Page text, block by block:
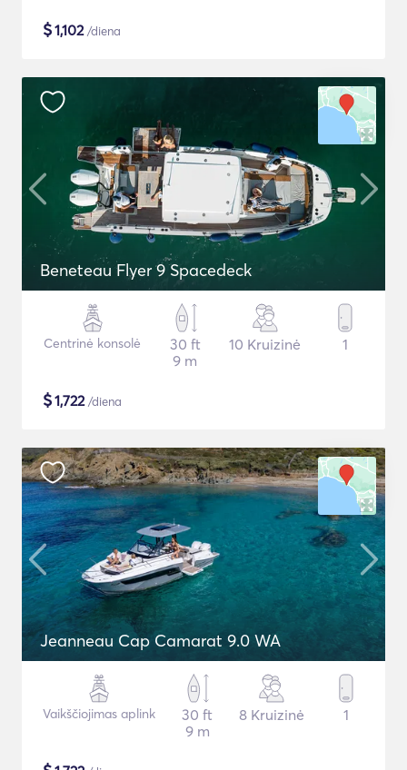
$1,102/diena
Beneteau Flyer 9 Spacedeck
Centrinė konsolė
30 ft
9 m
10 Kruizinė 1
$1,722/diena
Jeanneau Cap Camarat 9.0 WA
Vaikščiojimas aplink
30 ft
9 m
8 Kruizinė 1